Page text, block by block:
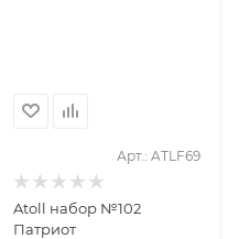
Арт.: ATLF69
Atoll набор №102
Патриот